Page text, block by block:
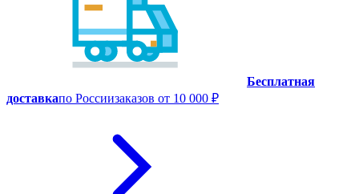
Бесплатная
доставкапо Россиизаказов от 10 000 ₽